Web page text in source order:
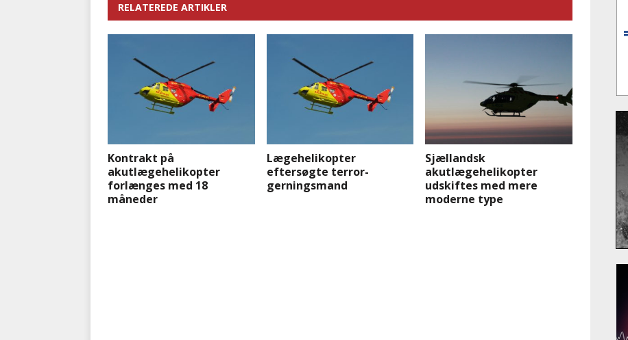
RELATEREDE ARTIKLER
Kontrakt på
akutlægehelikopter
forlænges med 18
måneder
Lægehelikopter
eftersøgte terror-
gerningsmand
Sjællandsk
akutlægehelikopter
udskiftes med mere
moderne type